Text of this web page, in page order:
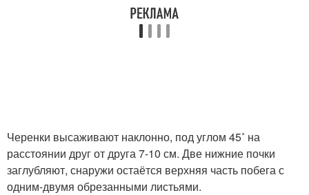
Черенки высаживают наклонно, под углом 45˚ на
расстоянии друг от друга 7-10 см. Две нижние почки
заглубляют, снаружи остаётся верхняя часть побега с
одним-двумя обрезанными листьями.